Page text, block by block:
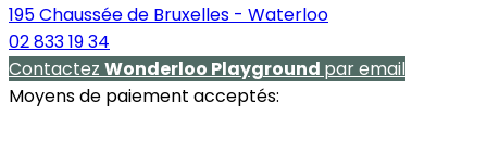
195 Chaussée de Bruxelles - Waterloo
02 833 19 34
Contactez Wonderloo Playground par email
Moyens de paiement acceptés: